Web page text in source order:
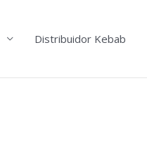
Distribuidor Kebab